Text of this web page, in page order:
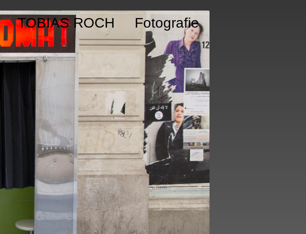
TOBIAS ROCH Fotografie